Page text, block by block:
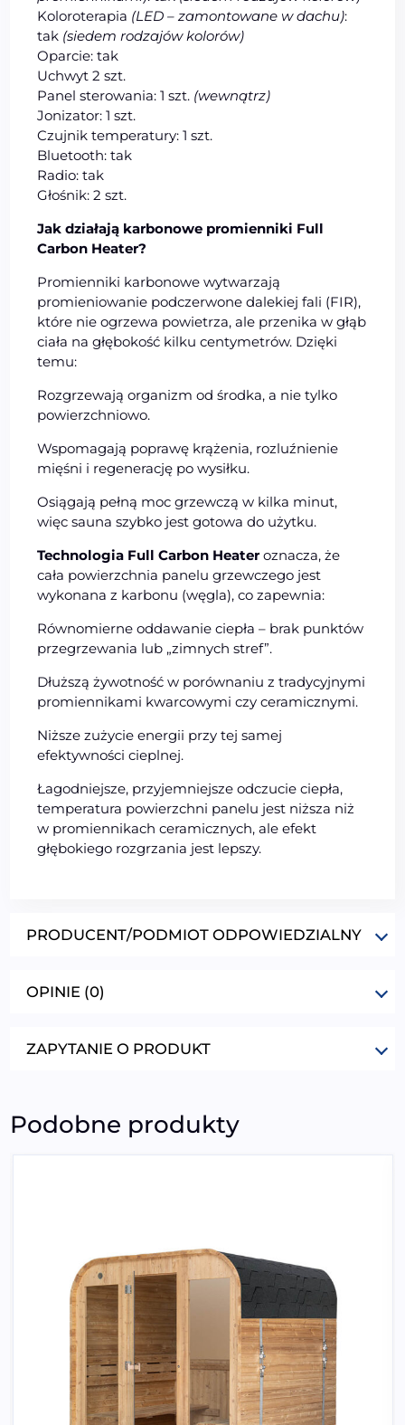
Koloroterapia (LED – zamontowane w dachu):
tak (siedem rodzajów kolorów)
Oparcie: tak
Uchwyt 2 szt.
Panel sterowania: 1 szt. (wewnątrz)
Jonizator: 1 szt.
Czujnik temperatury: 1 szt.
Bluetooth: tak
Radio: tak
Głośnik: 2 szt.
Jak działają karbonowe promienniki Full
Carbon Heater?
Promienniki karbonowe wytwarzają
promieniowanie podczerwone dalekiej fali (FIR),
które nie ogrzewa powietrza, ale przenika w głąb
ciała na głębokość kilku centymetrów. Dzięki
temu:
Rozgrzewają organizm od środka, a nie tylko
powierzchniowo.
Wspomagają poprawę krążenia, rozluźnienie
mięśni i regenerację po wysiłku.
Osiągają pełną moc grzewczą w kilka minut,
więc sauna szybko jest gotowa do użytku.
Technologia Full Carbon Heateroznacza, że
cała powierzchnia panelu grzewczego jest
wykonana z karbonu (węgla), co zapewnia:
Równomierne oddawanie ciepła – brak punktów
przegrzewania lub „zimnych stref”.
Dłuższą żywotność w porównaniu z tradycyjnymi
promiennikami kwarcowymi czy ceramicznymi.
Niższe zużycie energii przy tej samej
efektywności cieplnej.
Łagodniejsze, przyjemniejsze odczucie ciepła,
temperatura powierzchni panelu jest niższa niż
w promiennikach ceramicznych, ale efekt
głębokiego rozgrzania jest lepszy.
PRODUCENT/PODMIOT ODPOWIEDZIALNY
OPINIE (0)
ZAPYTANIE O PRODUKT
Podobne produkty